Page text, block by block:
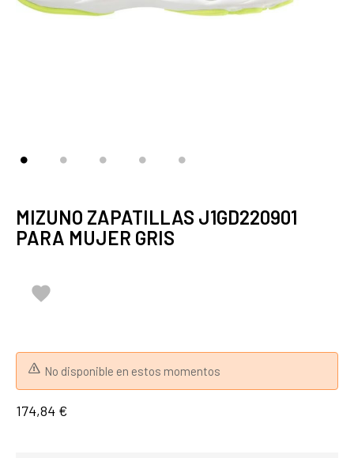
MIZUNO ZAPATILLAS J1GD220901
PARA MUJER GRIS

No disponible en estos momentos
174,84 €